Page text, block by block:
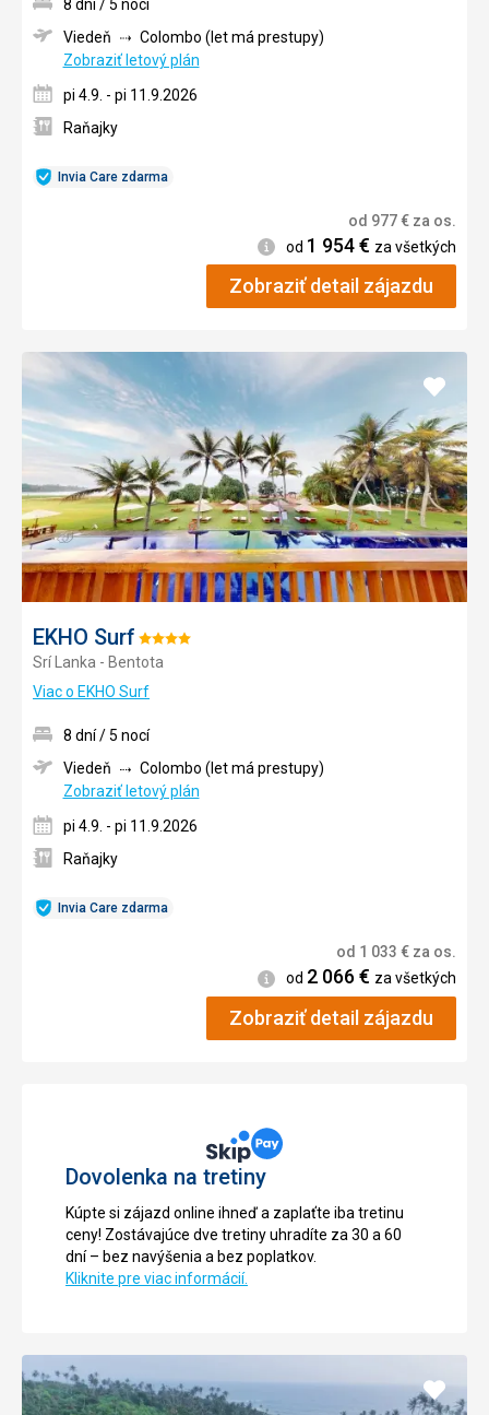
Invia Care zdarma
8 dní / 5 nocí
Viedeň
Colombo (let má prestupy)
Zobraziť letový plán
pi 4.9. - pi 11.9.2026
Raňajky
od 977€ za os.
Informácie
od 1 954€ za všetkých
Zobraziť detail zájazdu
EKHO Surf Hodnotenie:
4/5
Srí Lanka - Bentota
Viac o EKHO Surf
Pridať
Invia Care zdarma
8 dní / 5 nocí
Viedeň
Colombo (let má prestupy)
Zobraziť letový plán
pi 4.9. - pi 11.9.2026
Raňajky
od 1 033 € za os.
Informácie
od 2 066€ za všetkých
Zobraziť detail zájazdu
Dovolenka na tretiny
Kúpte si zájazd online ihneď a zaplaťte iba tretinu
ceny! Zostávajúce dve tretiny uhradíte za 30 a 60
dní – bez navýšenia a bez poplatkov.
Kliknite pre viac informácií.
Pridať
do